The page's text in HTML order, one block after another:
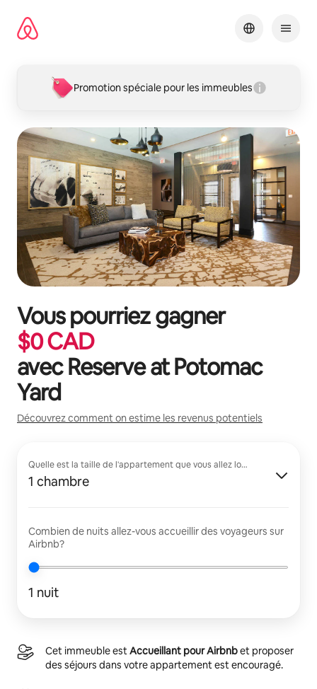
directement
Promotion spéciale pour les immeubles
Vous pourriez gagner
$0CAD
avecReserve at Potomac
Yard
Découvrez comment on estime les revenus potentiels
Quelle est la taille de l'appartement que vous allez louer?
1 chambre
Combien de nuits allez-vous accueillir des voyageurs sur
Airbnb?
1 nuit
Cet immeuble estAccueillant pour Airbnbet proposer
des séjours dans votre appartement est encouragé.